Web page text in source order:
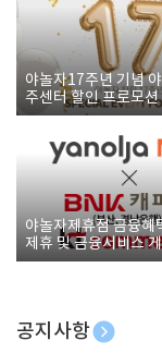
야놀자17주년 기념
주센터 할인 프로모션
야놀자제휴점 금융혜
제휴 및 금융서비스
공지사항
[호텔업] 개인정보 처리방